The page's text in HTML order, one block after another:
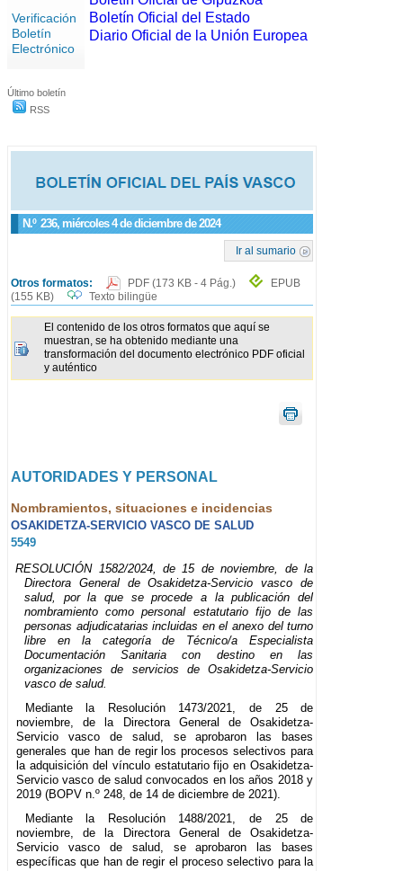
Verificación
Boletín
Electrónico
Último boletín
RSS
N.º 236, miércoles 4 de diciembre de 2024
Ir al sumario
Otros formatos: PDF (173 KB - 4 Pág.)
EPUB
(155 KB)
Texto bilingüe
El contenido de los otros formatos que aquí se
muestran, se ha obtenido mediante una
transformación del documento electrónico PDF oficial
y auténtico
AUTORIDADES Y PERSONAL
Nombramientos, situaciones e incidencias
OSAKIDETZA-SERVICIO VASCO DE SALUD
5549
RESOLUCIÓN 1582/2024, de 15 de noviembre, de la
Directora General de Osakidetza-Servicio vasco de
salud, por la que se procede a la publicación del
nombramiento como personal estatutario fijo de las
personas adjudicatarias incluidas en el anexo del turno
libre en la categoría de Técnico/a Especialista
Documentación Sanitaria con destino en las
organizaciones de servicios de Osakidetza-Servicio
vasco de salud.
Mediante la Resolución 1473/2021, de 25 de
noviembre, de la Directora General de Osakidetza-
Servicio vasco de salud, se aprobaron las bases
generales que han de regir los procesos selectivos para
la adquisición del vínculo estatutario fijo en Osakidetza-
Servicio vasco de salud convocados en los años 2018 y
2019 (BOPV n.º 248, de 14 de diciembre de 2021).
Mediante la Resolución 1488/2021, de 25 de
noviembre, de la Directora General de Osakidetza-
Servicio vasco de salud, se aprobaron las bases
específicas que han de regir el proceso selectivo para la
Boletín Oficial del Estado
Diario Oficial de la Unión Europea